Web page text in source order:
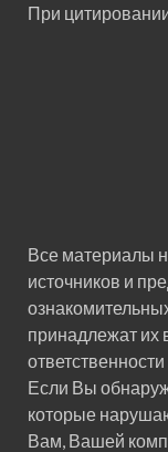
При
Все материалы
источников и
принадлежат их
Если Вы
которые
Вам, Вашей